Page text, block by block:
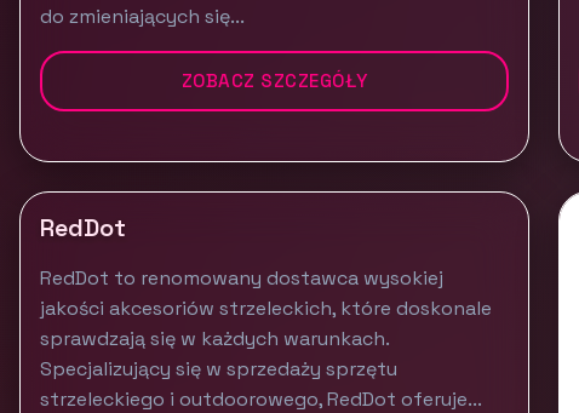
do zmieniających się...
ZOBACZ SZCZEGÓŁY
RedDot
RedDot to renomowany dostawca wysokiej
jakości akcesoriów strzeleckich, które doskonale
sprawdzają się w każdych warunkach.
Specjalizujący się w sprzedaży sprzętu
strzeleckiego i outdoorowego, RedDot oferuje...